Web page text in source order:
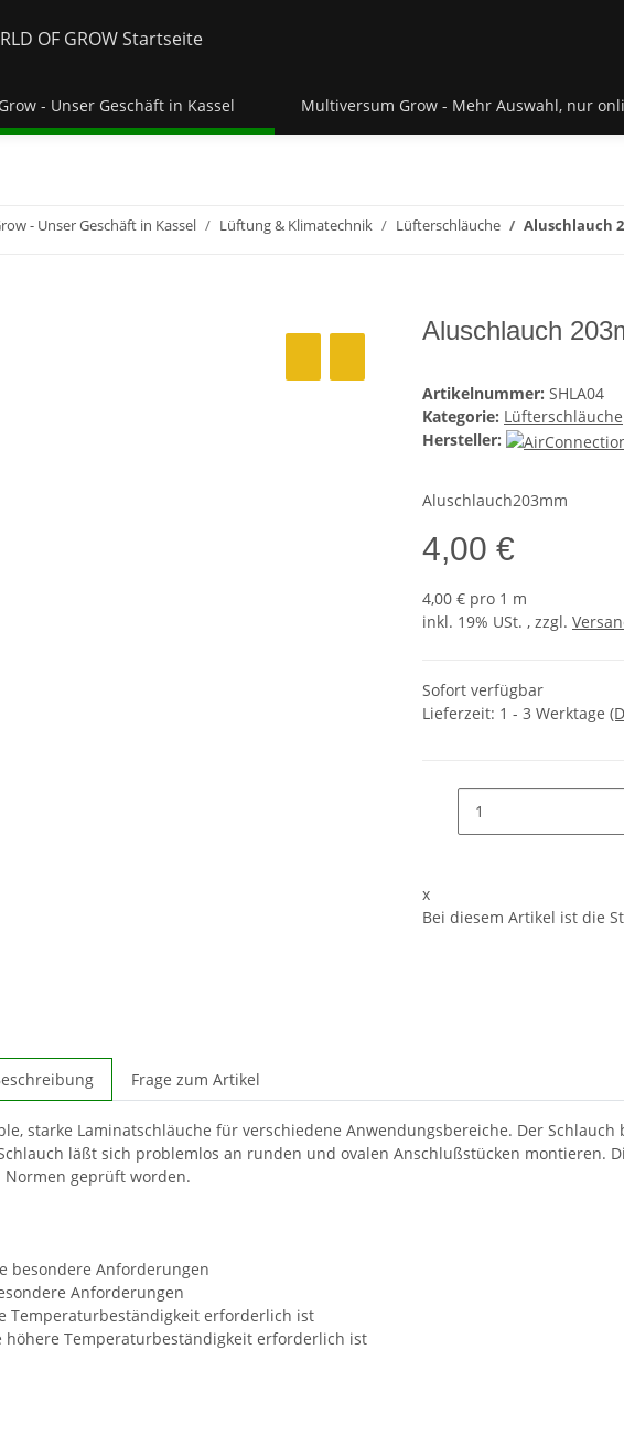
- Unser Geschäft in Kassel Multiversum Grow - Mehr Auswahl, nur
- Unser Geschäft in Kassel Lüftung & Klimatechnik Lüfterschläuche Aluschlauch
Aluschlauch
Artikelnummer: SHLA04
Kategorie: Lüfterschläuche
Hersteller:
Aluschlauch203mm
4,00 €
4,00 € pro 1 m
inkl. 19% USt. , zzgl.
Sofort verfügbar
Lieferzeit: 1 - 3 Werktage
x
Bei diesem Artikel ist die
Frage zum Artikel
starke Laminatschläuche für verschiedene Anwendungsbereiche. Der
läßt sich problemlos an runden und ovalen Anschlußstücken montieren.
geprüft worden.
besondere Anforderungen
Anforderungen
Temperaturbeständigkeit erforderlich ist
höhere Temperaturbeständigkeit erforderlich ist